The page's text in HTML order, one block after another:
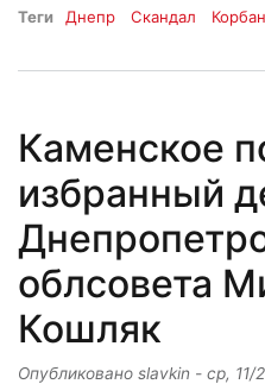
Теги Днепр Скандал Корбан
Каменское
избранный
облсовета
Кошляк
Опубликовано slavkin - ср, 11/